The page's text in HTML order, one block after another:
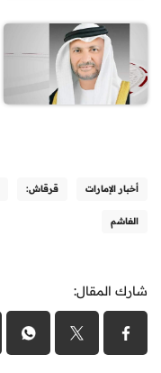
أخبار الإمارات قرقاش:
الغاشم
شارك المقال: